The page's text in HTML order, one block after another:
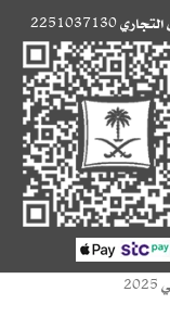
التجاري2251037130